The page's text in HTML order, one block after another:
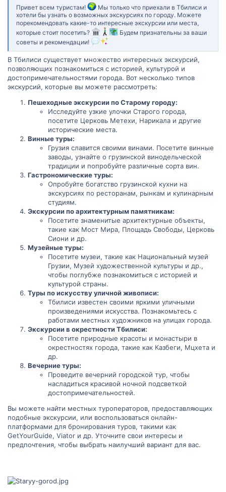
Привет всем туристам!
Мы только что приехали в Тбилиси и
хотели бы узнать о возможных экскурсиях по городу. Можете
порекомендовать какие-то интересные экскурсии или места,
которые стоит посетить?
Будем признательны за ваши
советы и рекомендации!
В Тбилиси существует множество интересных экскурсий,
позволяющих познакомиться с историей, культурой и
достопримечательностями города. Вот несколько типов
экскурсий, которые вы можете рассмотреть:
Пешеходные экскурсии по Старому городу:
Исследуйте узкие улочки Старого города,
посетите Церковь Метехи, Нарикала и другие
исторические места.
Винные туры:
Грузия славится своими винами. Посетите винные
заводы, узнайте о грузинской винодельческой
традиции и попробуйте различные сорта вин.
Гастрономические туры:
Опробуйте богатство грузинской кухни на
экскурсиях по ресторанам, рынкам и кулинарным
студиям.
Экскурсии по архитектурным памятникам:
Посетите знаменитые архитектурные объекты,
такие как Мост Мира, Площадь Свободы, Церковь
Сиони и др.
Музейные туры:
Посетите музеи, такие как Национальный музей
Грузии, Музей художественной культуры и др.,
чтобы поглубже познакомиться с историей и
культурой страны.
Туры по искусству уличной живописи:
Тбилиси известен своими яркими уличными
произведениями искусства. Познакомьтесь с
работами местных художников на улицах города.
Экскурсии в окрестности Тбилиси:
Посетите природные красоты и монастыри в
окрестностях города, такие как Казбеги, Мцхета и
др.
Вечерние туры:
Проведите вечерний городской тур, чтобы
насладиться красивой ночной подсветкой
достопримечательностей.
Вы можете найти местных туроператоров, предоставляющих
подобные экскурсии, или воспользоваться онлайн-
платформами для бронирования туров, такими как
GetYourGuide, Viator и др. Уточните свои интересы и
предпочтения, чтобы выбрать наилучший вариант для вас.